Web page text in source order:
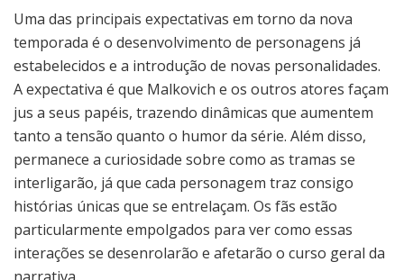
Uma das principais expectativas em torno da nova
temporada é o desenvolvimento de personagens já
estabelecidos e a introdução de novas personalidades.
A expectativa é que Malkovich e os outros atores façam
jus a seus papéis, trazendo dinâmicas que aumentem
tanto a tensão quanto o humor da série. Além disso,
permanece a curiosidade sobre como as tramas se
interligarão, já que cada personagem traz consigo
histórias únicas que se entrelaçam. Os fãs estão
particularmente empolgados para ver como essas
interações se desenrolarão e afetarão o curso geral da